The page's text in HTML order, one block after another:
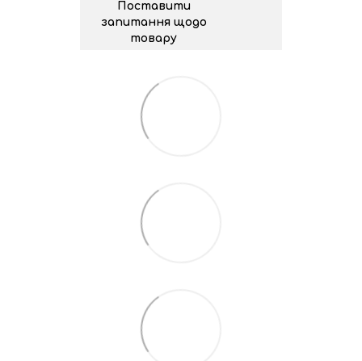
Поставити
запитання щодо
товару